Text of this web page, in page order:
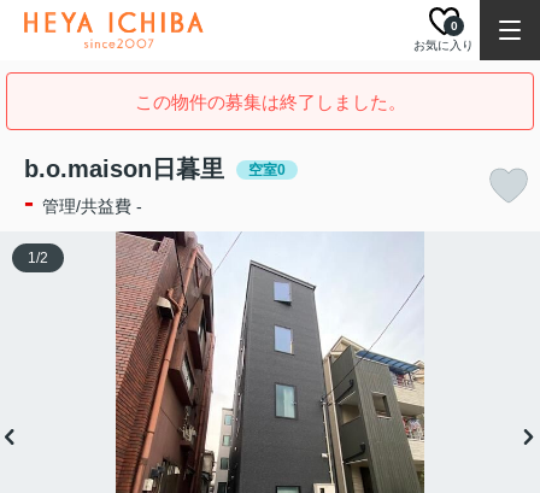
お気に入り
0
この物件の募集は終了しました。
b.o.maison日暮里 空室0
- 管理/共益費 -
1/2